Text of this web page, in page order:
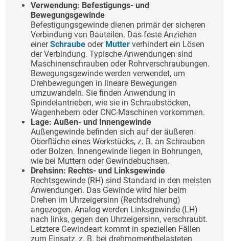
Verwendung: Befestigungs- und
Bewegungsgewinde
Befestigungsgewinde dienen primär der sicheren
Verbindung von Bauteilen. Das feste Anziehen
einerSchraube oder Mutter verhindert ein Lösen
der Verbindung. Typische Anwendungen sind
Maschinenschrauben oder Rohrverschraubungen.
Bewegungsgewinde werden verwendet, um
Drehbewegungen in lineare Bewegungen
umzuwandeln. Sie finden Anwendung in
Spindelantrieben, wie sie in Schraubstöcken,
Wagenhebern oder CNC-Maschinen vorkommen.
Lage: Außen- und Innengewinde
Außengewinde befinden sich auf der äußeren
Oberfläche eines Werkstücks, z. B. an Schrauben
oder Bolzen. Innengewinde liegen in Bohrungen,
wie bei Muttern oder Gewindebuchsen.
Drehsinn: Rechts- und Linksgewinde
Rechtsgewinde (RH) sind Standard in den meisten
Anwendungen. Das Gewinde wird hier beim
Drehen im Uhrzeigersinn (Rechtsdrehung)
angezogen. Analog werden Linksgewinde (LH)
nach links, gegen den Uhrzeigersinn, verschraubt.
Letztere Gewindeart kommt in speziellen Fällen
zum Einsatz, z. B. bei drehmomentbelasteten